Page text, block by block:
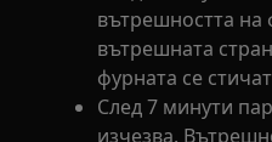
вътрешността на
вътрешната
фурната се
След 7 минути
изчезва.